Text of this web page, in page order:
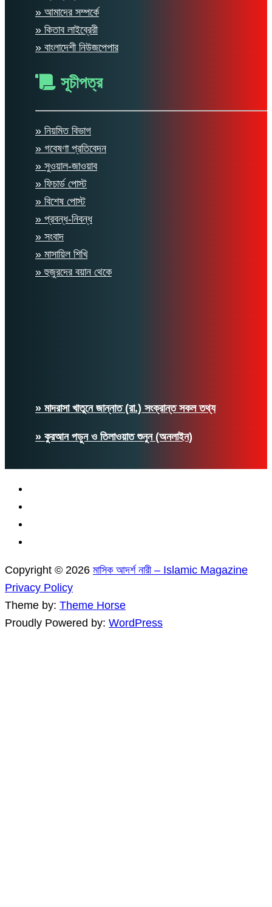
» আমাদের সম্পর্কে
» কিতাব লাইব্রেরী
» বাংলাদেশী নিউজপেপার
সূচীপত্র
» নিয়মিত বিভাগ
» গবেষণা প্রতিবেদন
» সুওয়াল-জাওয়াব
» ফিচার্ড পোস্ট
» বিশেষ পোস্ট
» প্রবন্ধ-নিবন্ধ
» সংবাদ
» মাসায়িল শিখি
» হুজুরদের বয়ান থেকে
» মাদরাসা খাতুনে জান্নাত (রা.) সংক্রান্ত সকল তথ্য
» কুরআন পড়ুন ও তিলাওয়াত শুনুন (অনলাইন)
Copyright © 2026 মাসিক আদর্শ নারী – Islamic Magazine
Privacy Policy
Theme by: Theme Horse
Proudly Powered by: WordPress